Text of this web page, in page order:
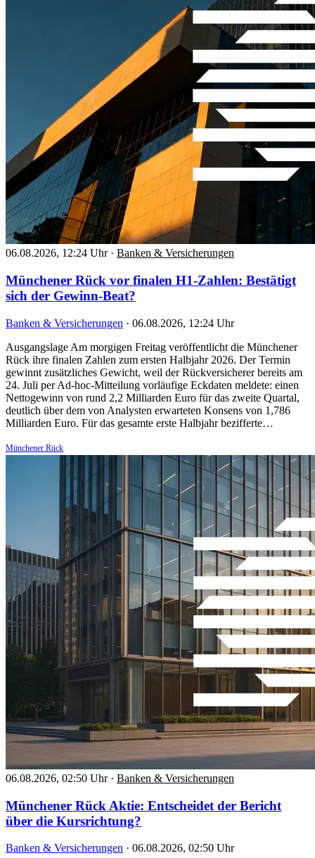
06.08.2026, 12:24 Uhr · Banken & Versicherungen
Münchener Rück vor finalen H1-Zahlen: Bestätigt
sich der Gewinn-Beat?
Banken & Versicherungen · 06.08.2026, 12:24 Uhr
Ausgangslage Am morgigen Freitag veröffentlicht die Münchener
Rück ihre finalen Zahlen zum ersten Halbjahr 2026. Der Termin
gewinnt zusätzliches Gewicht, weil der Rückversicherer bereits am
24. Juli per Ad-hoc-Mitteilung vorläufige Eckdaten meldete: einen
Nettogewinn von rund 2,2 Milliarden Euro für das zweite Quartal,
deutlich über dem von Analysten erwarteten Konsens von 1,786
Milliarden Euro. Für das gesamte erste Halbjahr bezifferte…
Münchener Rück
06.08.2026, 02:50 Uhr · Banken & Versicherungen
Münchener Rück Aktie: Entscheidet der Bericht
über die Kursrichtung?
Banken & Versicherungen · 06.08.2026, 02:50 Uhr